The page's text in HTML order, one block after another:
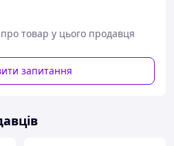
товар у цього продавця
запитання